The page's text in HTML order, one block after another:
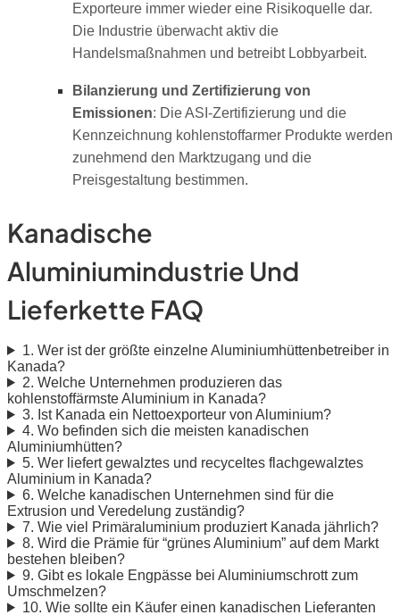
Exporteure immer wieder eine Risikoquelle dar.
Die Industrie überwacht aktiv die
Handelsmaßnahmen und betreibt Lobbyarbeit.
Bilanzierung und Zertifizierung von
Emissionen: Die ASI-Zertifizierung und die
Kennzeichnung kohlenstoffarmer Produkte werden
zunehmend den Marktzugang und die
Preisgestaltung bestimmen.
Kanadische
Aluminiumindustrie Und
Lieferkette FAQ
1. Wer ist der größte einzelne Aluminiumhüttenbetreiber in
Kanada?
2. Welche Unternehmen produzieren das
kohlenstoffärmste Aluminium in Kanada?
3. Ist Kanada ein Nettoexporteur von Aluminium?
4. Wo befinden sich die meisten kanadischen
Aluminiumhütten?
5. Wer liefert gewalztes und recyceltes flachgewalztes
Aluminium in Kanada?
6. Welche kanadischen Unternehmen sind für die
Extrusion und Veredelung zuständig?
7. Wie viel Primäraluminium produziert Kanada jährlich?
8. Wird die Prämie für “grünes Aluminium” auf dem Markt
bestehen bleiben?
9. Gibt es lokale Engpässe bei Aluminiumschrott zum
Umschmelzen?
10. Wie sollte ein Käufer einen kanadischen Lieferanten